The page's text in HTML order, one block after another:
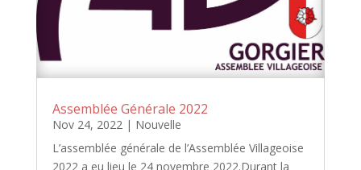
Assemblée Générale 2022
Nov 24, 2022| Nouvelle
L’assemblée générale de l’Assemblée Villageoise
2022 a eu lieu le 24 novembre 2022.Durant la